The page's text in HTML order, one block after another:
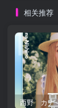
相关推荐